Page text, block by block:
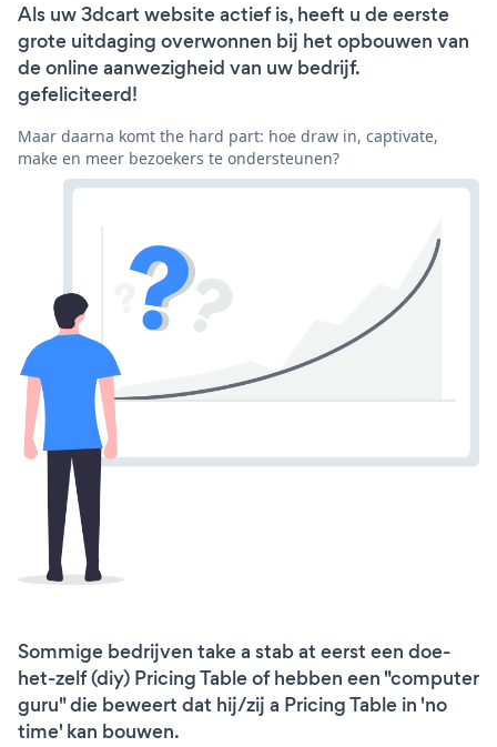
Als uw 3dcart website actief is, heeft u de eerste
grote uitdaging overwonnen bij het opbouwen van
de online aanwezigheid van uw bedrijf.
gefeliciteerd!
Maar daarna komt the hard part: hoe draw in, captivate,
make en meer bezoekers te ondersteunen?
Sommige bedrijven take a stab at eerst een doe-
het-zelf (diy) Pricing Table of hebben een "computer
guru" die beweert dat hij/zij a Pricing Table in 'no
time' kan bouwen.